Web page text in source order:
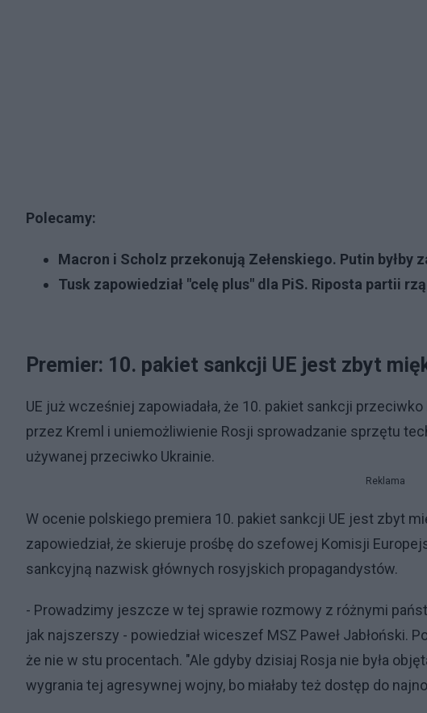
Polecamy:
Macron i Scholz przekonują Zełenskiego. Putin byłby
Tusk zapowiedział "celę plus" dla PiS. Riposta partii
Premier: 10. pakiet sankcji UE jest zbyt
UE już wcześniej zapowiadała, że 10. pakiet sankcji
przez Kreml i uniemożliwienie Rosji sprowadzanie sprzętu
używanej przeciwko Ukrainie.
Reklama
W ocenie polskiego premiera 10. pakiet sankcji UE jest zbyt
zapowiedział, że skieruje prośbę do szefowej Komisji
sankcyjną nazwisk głównych rosyjskich propagandystów.
- Prowadzimy jeszcze w tej sprawie rozmowy z różnymi
jak najszerszy - powiedział wiceszef MSZ Paweł Jabłoński.
że nie w stu procentach. "Ale gdyby dzisiaj Rosja nie była
wygrania tej agresywnej wojny, bo miałaby też dostęp do